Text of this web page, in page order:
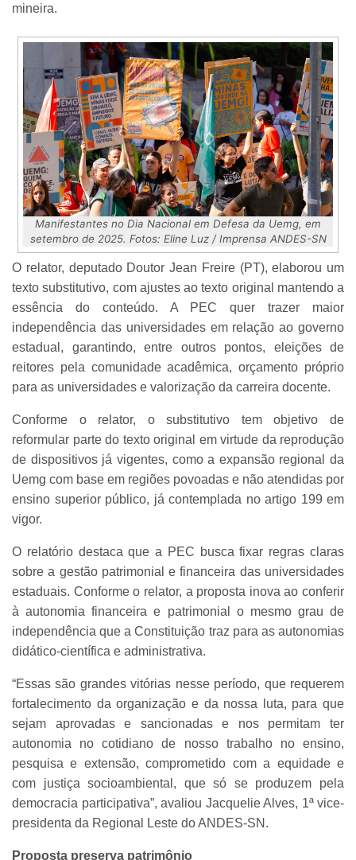
mineira.
Manifestantes no Dia Nacional em Defesa da Uemg, em
setembro de 2025. Fotos: Eline Luz / Imprensa ANDES-SN
O relator, deputado Doutor Jean Freire (PT), elaborou um
texto substitutivo, com ajustes ao texto original mantendo a
essência do conteúdo. A PEC quer trazer maior
independência das universidades em relação ao governo
estadual, garantindo, entre outros pontos, eleições de
reitores pela comunidade acadêmica, orçamento próprio
para as universidades e valorização da carreira docente.
Conforme o relator, o substitutivo tem objetivo de
reformular parte do texto original em virtude da reprodução
de dispositivos já vigentes, como a expansão regional da
Uemg com base em regiões povoadas e não atendidas por
ensino superior público, já contemplada no artigo 199 em
vigor.
O relatório destaca que a PEC busca fixar regras claras
sobre a gestão patrimonial e financeira das universidades
estaduais. Conforme o relator, a proposta inova ao conferir
à autonomia financeira e patrimonial o mesmo grau de
independência que a Constituição traz para as autonomias
didático-científica e administrativa.
“Essas são grandes vitórias nesse período, que requerem
fortalecimento da organização e da nossa luta, para que
sejam aprovadas e sancionadas e nos permitam ter
autonomia no cotidiano de nosso trabalho no ensino,
pesquisa e extensão, comprometido com a equidade e
com justiça socioambiental, que só se produzem pela
democracia participativa”, avaliou Jacquelie Alves, 1ª vice-
presidenta da Regional Leste do ANDES-SN.
Proposta preserva patrimônio